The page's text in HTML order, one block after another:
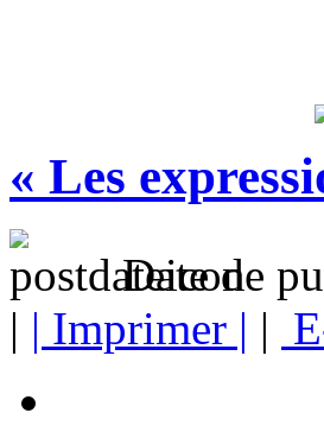
« Les
Date de
| | Imprimer | |